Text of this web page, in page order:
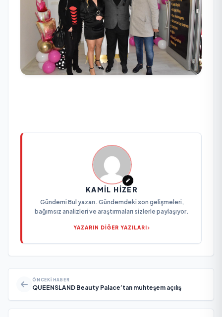
KAMIL HIZER
Gündemi Bul yazarı. Gündemdeki son gelişmeleri,
bağımsız analizleri ve araştırmaları sizlerle paylaşıyor.
YAZARIN DİĞER YAZILARI
ÖNCEKI HABER
QUEENSLAND Beauty Palace’tan muhteşem açılış